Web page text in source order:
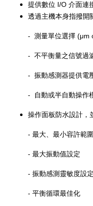
提供數位 I/O 介面連
透過主機本身指撥開
- 測量單位選擇(μm
- 不平衡量之信號過
- 振動感測器提供電
- 自動或半自動操作
操作面板防水設計，
- 最大、最小容許範
- 最大振動值設定
- 振動感測靈敏度設定
- 平衡循環最佳化